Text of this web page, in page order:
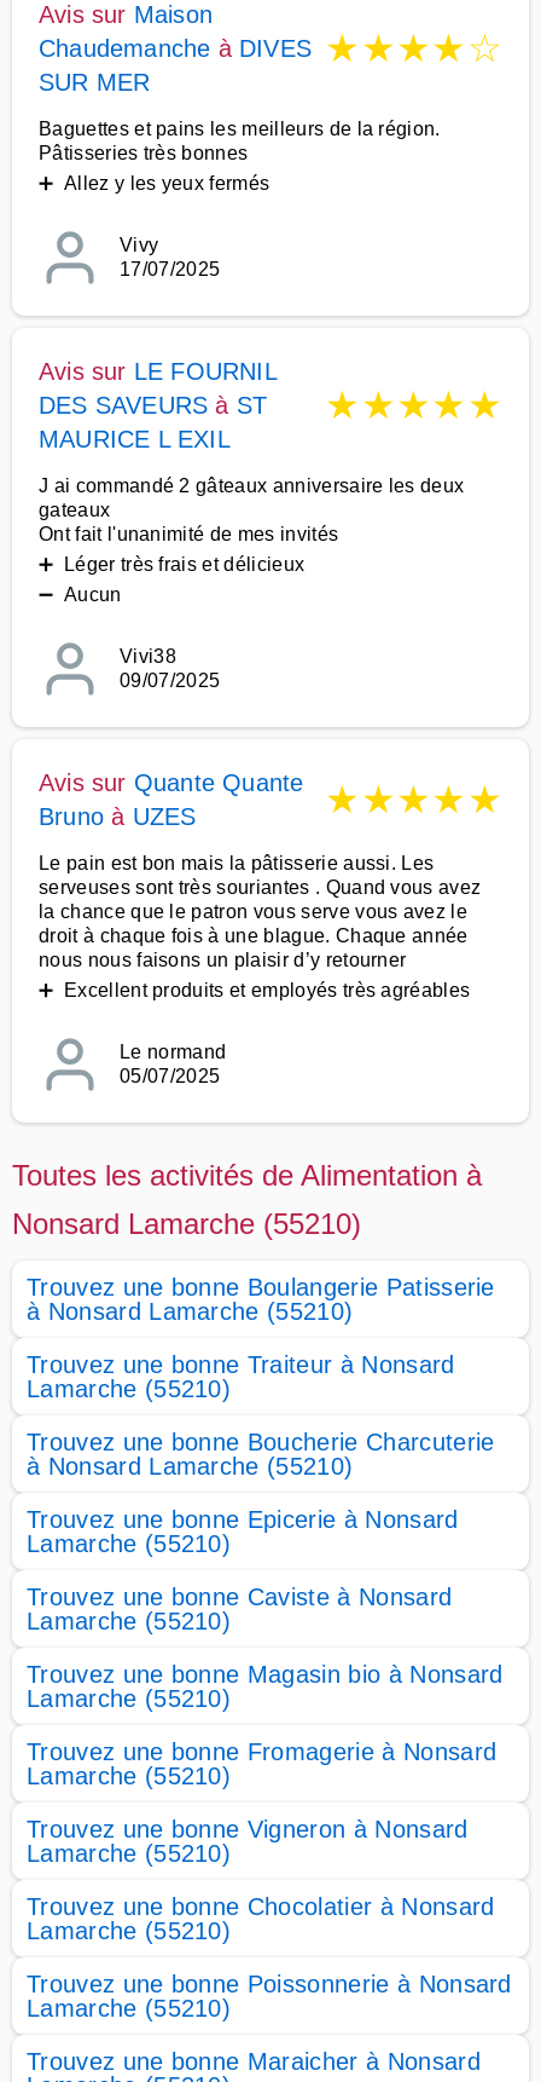
Avis sur Maison
Chaudemanche à DIVES
SUR MER
★★★★☆
Baguettes et pains les meilleurs de la région.
Pâtisseries très bonnes
➕ Allez y les yeux fermés
Vivy
17/07/2025
Avis sur LE FOURNIL
DES SAVEURS à ST
MAURICE L EXIL
★★★★★
J ai commandé 2 gâteaux anniversaire les deux
gateaux
Ont fait l'unanimité de mes invités
➕ Léger très frais et délicieux
➖ Aucun
Vivi38
09/07/2025
Avis sur Quante Quante
Bruno à UZES ★★★★★
Le pain est bon mais la pâtisserie aussi. Les
serveuses sont très souriantes . Quand vous avez
la chance que le patron vous serve vous avez le
droit à chaque fois à une blague. Chaque année
nous nous faisons un plaisir d’y retourner
➕ Excellent produits et employés très agréables
Le normand
05/07/2025
Toutes les activités de Alimentation à
Nonsard Lamarche (55210)
Trouvez une bonne Boulangerie Patisserie
à Nonsard Lamarche (55210)
Trouvez une bonne Traiteur à Nonsard
Lamarche (55210)
Trouvez une bonne Boucherie Charcuterie
à Nonsard Lamarche (55210)
Trouvez une bonne Epicerie à Nonsard
Lamarche (55210)
Trouvez une bonne Caviste à Nonsard
Lamarche (55210)
Trouvez une bonne Magasin bio à Nonsard
Lamarche (55210)
Trouvez une bonne Fromagerie à Nonsard
Lamarche (55210)
Trouvez une bonne Vigneron à Nonsard
Lamarche (55210)
Trouvez une bonne Chocolatier à Nonsard
Lamarche (55210)
Trouvez une bonne Poissonnerie à Nonsard
Lamarche (55210)
Trouvez une bonne Maraicher à Nonsard